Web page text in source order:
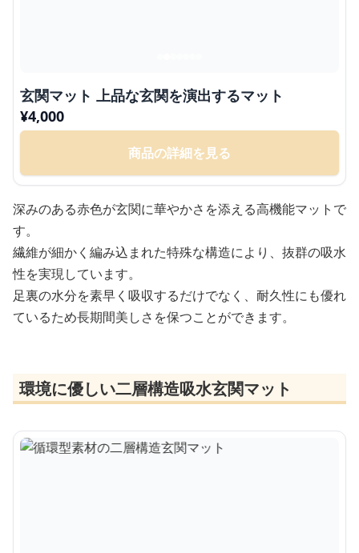
玄関マット 上品な玄関を演出するマット
¥4,000
商品の詳細を見る
深みのある赤色が玄関に華やかさを添える高機能マットで
す。
繊維が細かく編み込まれた特殊な構造により、抜群の吸水
性を実現しています。
足裏の水分を素早く吸収するだけでなく、耐久性にも優れ
ているため長期間美しさを保つことができます。
環境に優しい二層構造吸水玄関マット